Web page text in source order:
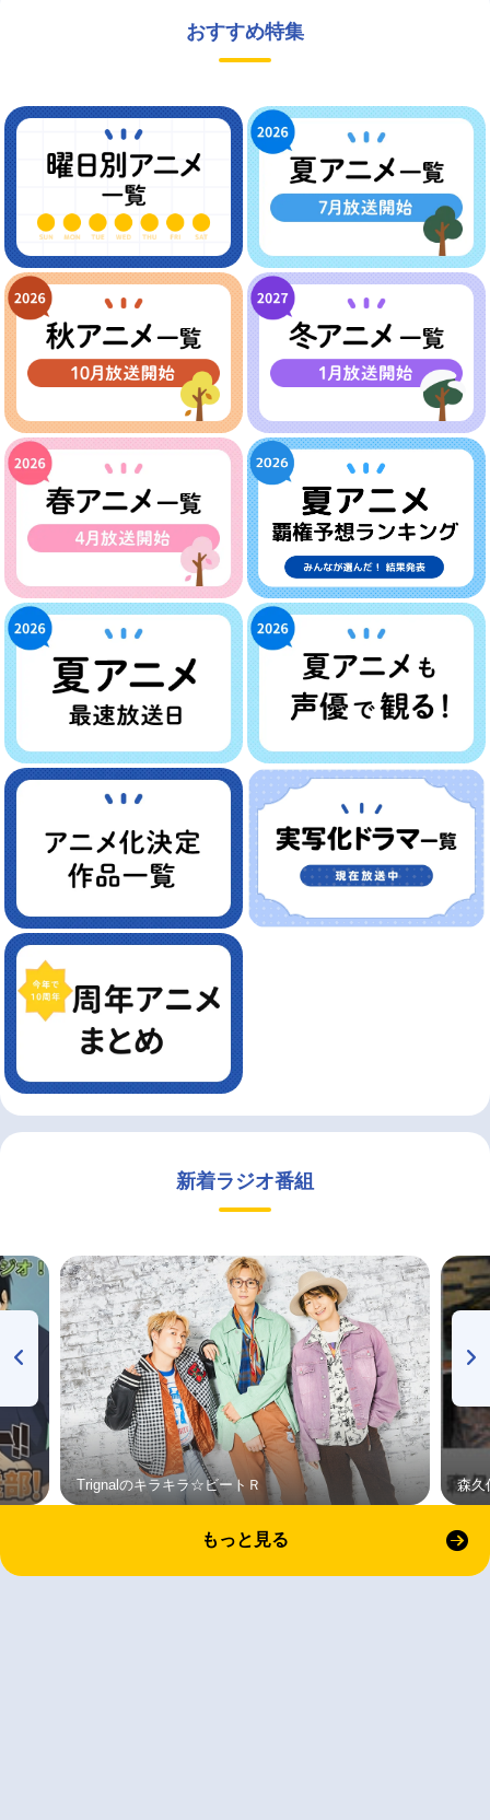
おすすめ特集
新着ラジオ番組
Trignalのキラキラ☆ビートＲ 森久
もっと見る